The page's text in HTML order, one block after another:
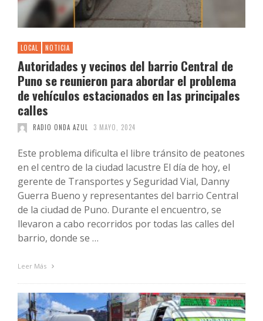
LOCAL NOTICIA
Autoridades y vecinos del barrio Central de
Puno se reunieron para abordar el problema
de vehículos estacionados en las principales
calles
RADIO ONDA AZUL 3 MAYO, 2024
Este problema dificulta el libre tránsito de peatones
en el centro de la ciudad lacustre El día de hoy, el
gerente de Transportes y Seguridad Vial, Danny
Guerra Bueno y representantes del barrio Central
de la ciudad de Puno. Durante el encuentro, se
llevaron a cabo recorridos por todas las calles del
barrio, donde se …
Leer Más